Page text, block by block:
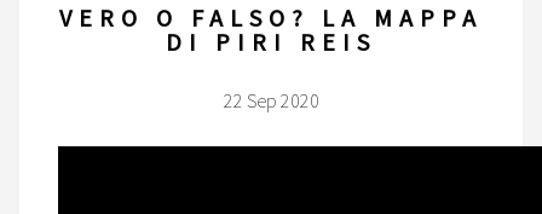
VERO O FALSO? LA MAPPA
DI PIRI REIS
22 Sep 2020